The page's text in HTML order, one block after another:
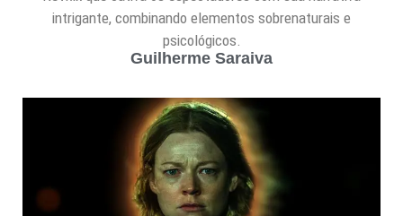
intrigante, combinando elementos sobrenaturais e
psicológicos.
Guilherme Saraiva